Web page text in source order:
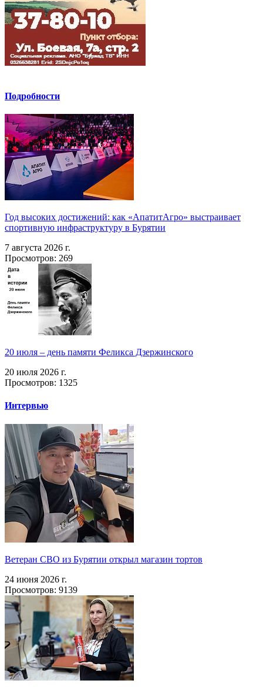
Подробности
Год высоких достижений: как «АпатитАгро» выстраивает
спортивную инфраструктуру в Бурятии
7 августа 2026 г.
Просмотров: 269
20 июля – день памяти Феликса Дзержинского
20 июля 2026 г.
Просмотров: 1325
Интервью
Ветеран СВО из Бурятии открыл магазин тортов
24 июня 2026 г.
Просмотров: 9139